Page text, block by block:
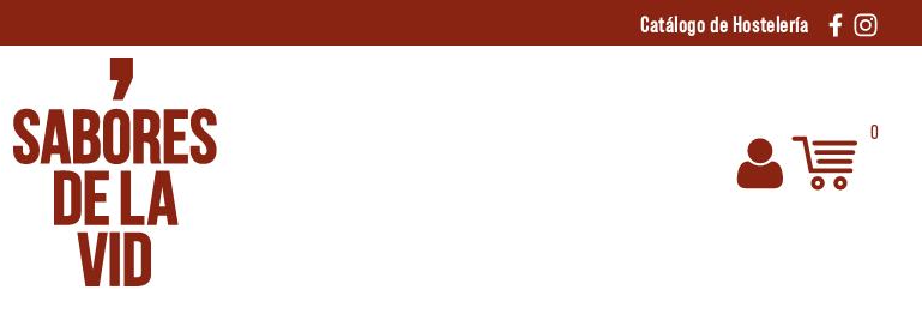
Catálogo de Hostelería
0